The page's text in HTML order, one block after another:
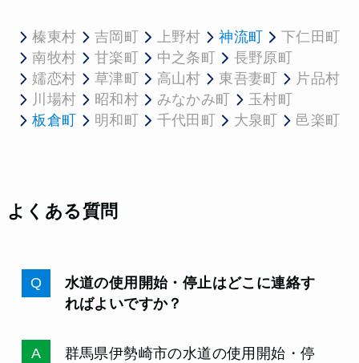
榛東村 吉岡町 上野村 神流町
下仁田町
南牧村
甘楽町 中之条町
長野原町
嬬恋村
草津町 高山村 東吾妻町
片品村
川場村
昭和村 みなかみ町
玉村町
板倉町
明和町 千代田町 大泉町 邑楽町
よくある質問
水道の使用開始・停止はどこに連絡す
ればよいですか？
群馬県伊勢崎市の水道の使用開始・停